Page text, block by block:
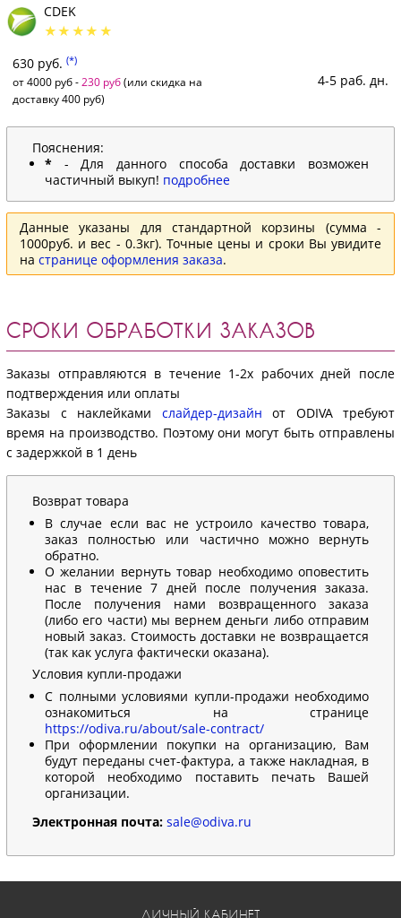
CDEK
630 руб. (*)
от 4000 руб -230 руб(или скидка на
доставку 400 руб)
4-5 раб. дн.
Пояснения:
* - Для данного способа доставки возможен
частичный выкуп! подробнее
Данные указаны для стандартной корзины (сумма -
1000руб. и вес - 0.3кг). Точные цены и сроки Вы увидите
на странице оформления заказа.
СРОКИ ОБРАБОТКИ ЗАКАЗОВ
Заказы отправляются в течение 1-2х рабочих дней после
подтверждения или оплаты
Заказы с наклейками слайдер-дизайн от ODIVA требуют
время на производство. Поэтому они могут быть отправлены
с задержкой в 1 день
Возврат товара
В случае если вас не устроило качество товара,
заказ полностью или частично можно вернуть
обратно.
О желании вернуть товар необходимо оповестить
нас в течение 7 дней после получения заказа.
После получения нами возвращенного заказа
(либо его части) мы вернем деньги либо отправим
новый заказ. Стоимость доставки не возвращается
(так как услуга фактически оказана).
Условия купли-продажи
С полными условиями купли-продажи необходимо
ознакомиться на странице
https://odiva.ru/about/sale-contract/
При оформлении покупки на организацию, Вам
будут переданы счет-фактура, а также накладная, в
которой необходимо поставить печать Вашей
организации.
Электронная почта: sale@odiva.ru
ЛИЧНЫЙ КАБИНЕТ